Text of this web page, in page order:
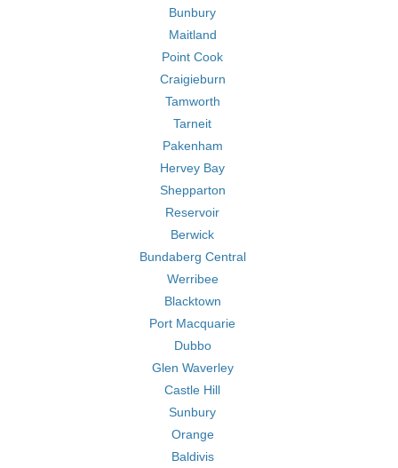
Bunbury
Maitland
Point Cook
Craigieburn
Tamworth
Tarneit
Pakenham
Hervey Bay
Shepparton
Reservoir
Berwick
Bundaberg Central
Werribee
Blacktown
Port Macquarie
Dubbo
Glen Waverley
Castle Hill
Sunbury
Orange
Baldivis